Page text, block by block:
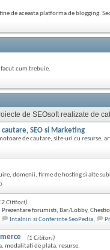
de aceasta platforma de blogging.
cum trebuie.
de SEOsoft realizate de
SEO si Marketing
de cautare, site-uri cu resurse,
domenii, firme de hosting si alte
Cititori)
forumisti, Bar/Lobby,
Intalniri si Conferinte SeoPedia,
(1 Cititori)
modalitati de plata, resurse.